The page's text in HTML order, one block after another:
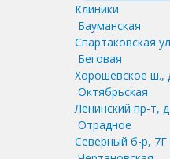
Клиники
Бауманская
Спартаковская
Беговая
Хорошевское ш.,
Октябрьская
Ленинский пр-т,
Отрадное
Северный б-р, 7Г